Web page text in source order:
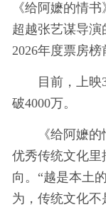
《给阿嬷的情
超越张艺谋导演
2026年度票房榜
目前，上
破4000万。
《给阿嬷
优秀传统文化
向。“越是本土
为，传统文化